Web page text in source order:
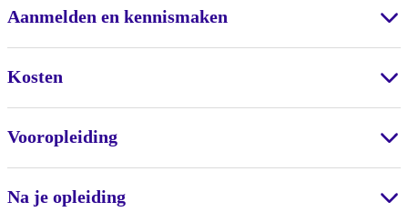
Aanmelden en kennismaken
Kosten
Vooropleiding
Na je opleiding